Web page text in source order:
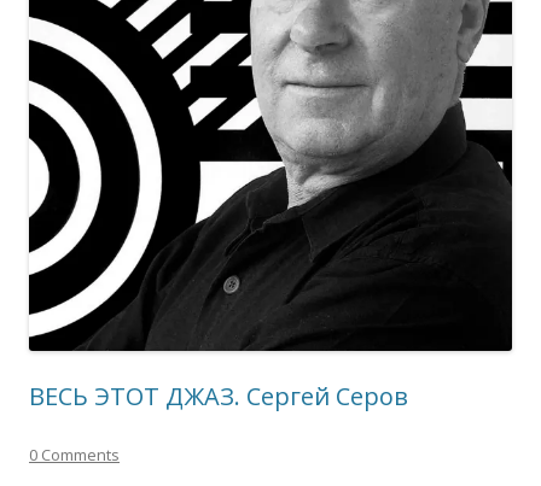
ВЕСЬ ЭТОТ ДЖАЗ. Сергей Серов
0 Comments